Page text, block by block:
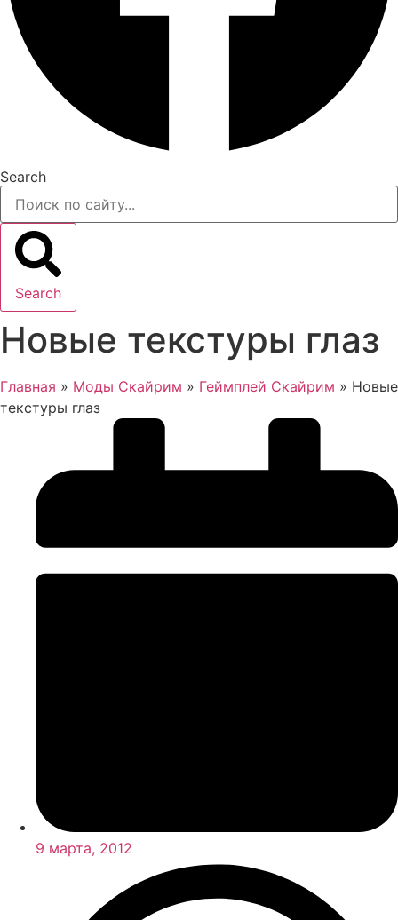
Search
Search
Новые текстуры глаз
Главная » Моды Скайрим » Геймплей Скайрим » Новые
текстуры глаз
9 марта, 2012